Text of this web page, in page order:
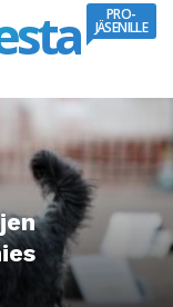
PRO-
JÄSENILLE